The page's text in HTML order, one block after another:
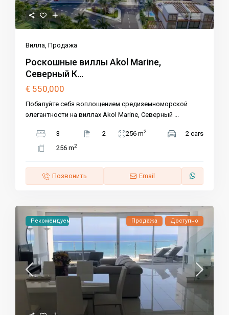
Вилла,Продажа
Роскошные виллы Akol Marine,
Северный К...
€ 550,000
Побалуйте себя воплощением средиземноморской
элегантности на виллах Akol Marine, Северный ...
3 2 256 m2
2 cars
256 m2
Позвонить Email
Рекомендуем Продажа Доступно